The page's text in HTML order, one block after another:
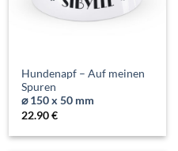
Hundenapf – Auf meinen
Spuren
⌀ 150 x 50 mm
22.90€